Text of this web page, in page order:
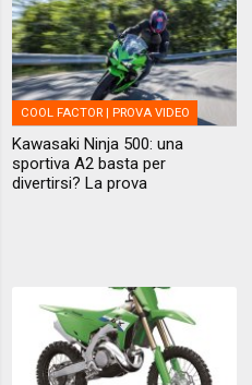
COOL FACTOR | PROVA VIDEO
Kawasaki Ninja 500: una
sportiva A2 basta per
divertirsi? La prova